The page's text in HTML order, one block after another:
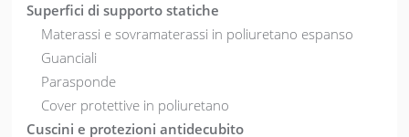
Superfici di supporto statiche
Materassi e sovramaterassi in poliuretano espanso
Guanciali
Parasponde
Cover protettive in poliuretano
Cuscini e protezioni antidecubito